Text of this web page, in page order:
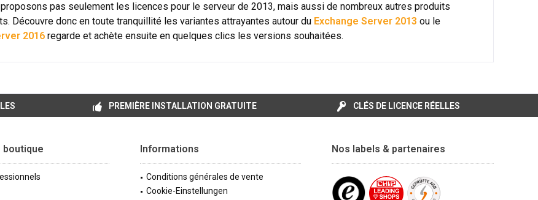
pas seulement les licences pour le serveur de 2013, mais aussi de nombreux autres produits
Découvre donc en toute tranquillité les variantes attrayantes autour du Exchange Server 2013 ou le
2016 regarde et achète ensuite en quelques clics les versions souhaitées.
PREMIÈRE INSTALLATION GRATUITE CLÉS DE LICENCE RÉELLES
Informations
Conditions générales de vente
Cookie-Einstellungen
Nos labels & partenaires